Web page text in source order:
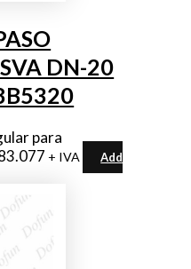
DN-20
para
+ IVA
Add